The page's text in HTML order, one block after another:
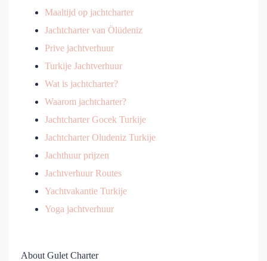
Maaltijd op jachtcharter
Jachtcharter van Ölüdeniz
Prive jachtverhuur
Turkije Jachtverhuur
Wat is jachtcharter?
Waarom jachtcharter?
Jachtcharter Gocek Turkije
Jachtcharter Oludeniz Turkije
Jachthuur prijzen
Jachtverhuur Routes
Yachtvakantie Turkije
Yoga jachtverhuur
About Gulet Charter